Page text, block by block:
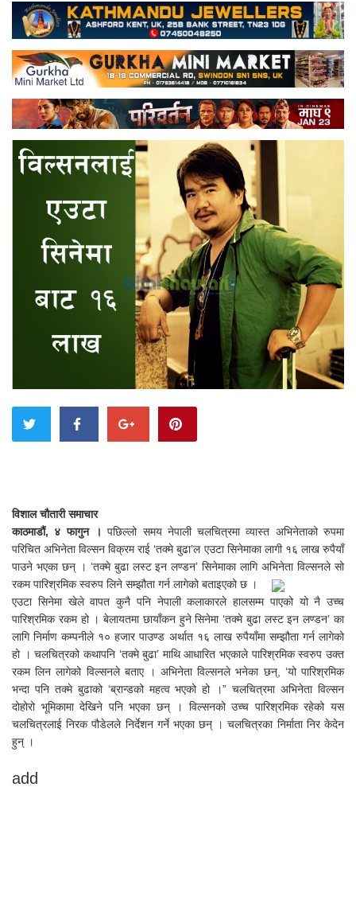
विशाल चौतारी समाचार
काठमाडौं, ४ फागुन ।पछिल्लो समय नेपाली चलचित्रमा व्यास्त अभिनेताको रुपमा
परिचित अभिनेता विल्सन विक्रम राई ‘तक्मे बुढा’ल एउटा सिनेमाका लागी १६ लाख रुपैयाँ
पाउने भएका छन् । ‘तक्मे बुढा लस्ट इन लण्डन’ सिनेमाका लागि अभिनेता विल्सनले सो
रकम पारिश्रमिक स्वरुप लिने सम्झौता गर्न लागेको बताइएको छ ।
एउटा सिनेमा खेले वापत कुनै पनि नेपाली कलाकारले हालसम्म पाएको यो नै उच्च
पारिश्रमिक रकम हो । बेलायतमा छायाँकन हुने सिनेमा ‘तक्मे बुढा लस्ट इन लण्डन’ का
लागि निर्माण कम्पनीले १० हजार पाउण्ड अर्थात १६ लाख रुपैयाँमा सम्झौता गर्न लागेको
हो । चलचित्रको कथापनि ‘तक्मे बुढा’ माथि आधारित भएकाले पारिश्रमिक स्वरुप उक्त
रकम लिन लागेको विल्सनले बताए । अभिनेता विल्सनले भनेका छन्, ‘यो पारिश्रमिक
भन्दा पनि तक्मे बुढाको ‘ब्रान्डको महत्व भएको हो ।” चलचित्रमा अभिनेता विल्सन
दोहोरो भूमिकामा देखिने पनि भएका छन् । विल्सनको उच्च पारिश्रमिक रहेको यस
चलचित्रलाई निरक पौडेलले निर्देशन गर्ने भएका छन् । चलचित्रका निर्माता निर केदेन
हुन् ।
add